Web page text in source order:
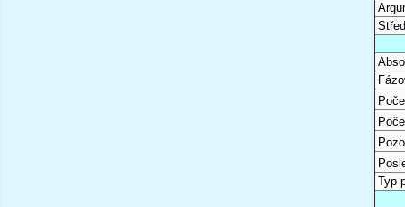
Typ